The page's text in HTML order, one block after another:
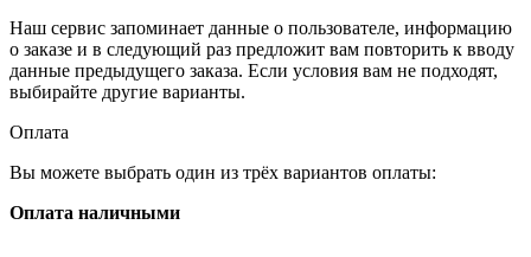
Наш сервис запоминает данные о пользователе, информацию
о заказе и в следующий раз предложит вам повторить к вводу
данные предыдущего заказа. Если условия вам не подходят,
выбирайте другие варианты.
Оплата
Вы можете выбрать один из трёх вариантов оплаты:
Оплата наличными